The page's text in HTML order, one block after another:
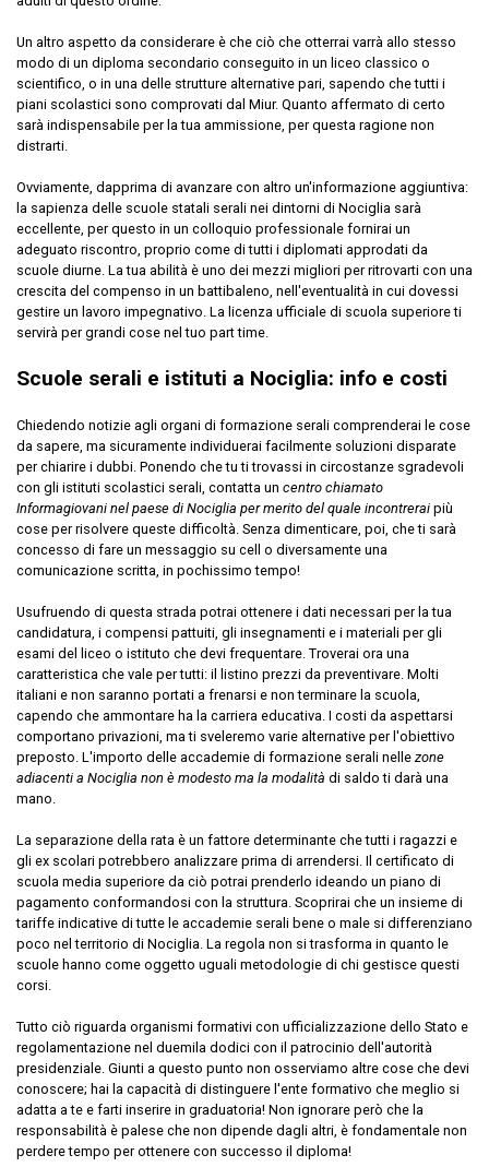
Un altro aspetto da considerare è che ciò che otterrai varrà allo stesso
modo di un diploma secondario conseguito in un liceo classico o
scientifico, o in una delle strutture alternative pari, sapendo che tutti i
piani scolastici sono comprovati dal Miur. Quanto affermato di certo
sarà indispensabile per la tua ammissione, per questa ragione non
distrarti.
Ovviamente, dapprima di avanzare con altro un'informazione aggiuntiva:
la sapienza delle scuole statali serali nei dintorni di Nociglia sarà
eccellente, per questo in un colloquio professionale fornirai un
adeguato riscontro, proprio come di tutti i diplomati approdati da
scuole diurne. La tua abilità è uno dei mezzi migliori per ritrovarti con una
crescita del compenso in un battibaleno, nell'eventualità in cui dovessi
gestire un lavoro impegnativo. La licenza ufficiale di scuola superiore ti
servirà per grandi cose nel tuo part time.
Scuole serali e istituti a Nociglia: info e costi
Chiedendo notizie agli organi di formazione serali comprenderai le cose
da sapere, ma sicuramente individuerai facilmente soluzioni disparate
per chiarire i dubbi. Ponendo che tu ti trovassi in circostanze sgradevoli
con gli istituti scolastici serali, contatta un centro chiamato
Informagiovani nel paese di Nociglia per merito del quale incontrerai più
cose per risolvere queste difficoltà. Senza dimenticare, poi, che ti sarà
concesso di fare un messaggio su cell o diversamente una
comunicazione scritta, in pochissimo tempo!
Usufruendo di questa strada potrai ottenere i dati necessari per la tua
candidatura, i compensi pattuiti, gli insegnamenti e i materiali per gli
esami del liceo o istituto che devi frequentare. Troverai ora una
caratteristica che vale per tutti: il listino prezzi da preventivare. Molti
italiani e non saranno portati a frenarsi e non terminare la scuola,
capendo che ammontare ha la carriera educativa. I costi da aspettarsi
comportano privazioni, ma ti sveleremo varie alternative per l'obiettivo
preposto. L'importo delle accademie di formazione serali nelle zone
adiacenti a Nociglia non è modesto ma la modalità di saldo ti darà una
mano.
La separazione della rata è un fattore determinante che tutti i ragazzi e
gli ex scolari potrebbero analizzare prima di arrendersi. Il certificato di
scuola media superiore da ciò potrai prenderlo ideando un piano di
pagamento conformandosi con la struttura. Scoprirai che un insieme di
tariffe indicative di tutte le accademie serali bene o male si differenziano
poco nel territorio di Nociglia. La regola non si trasforma in quanto le
scuole hanno come oggetto uguali metodologie di chi gestisce questi
corsi.
Tutto ciò riguarda organismi formativi con ufficializzazione dello Stato e
regolamentazione nel duemila dodici con il patrocinio dell'autorità
presidenziale. Giunti a questo punto non osserviamo altre cose che devi
conoscere; hai la capacità di distinguere l'ente formativo che meglio si
adatta a te e farti inserire in graduatoria! Non ignorare però che la
responsabilità è palese che non dipende dagli altri, è fondamentale non
perdere tempo per ottenere con successo il diploma!